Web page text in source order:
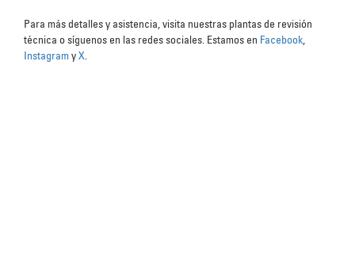
Para más detalles y asistencia, visita nuestras plantas de revisión
técnica o síguenos en las redes sociales. Estamos en Facebook,
Instagram yX.